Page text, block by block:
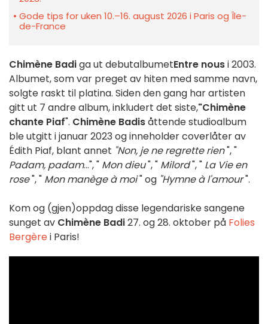
Gode tips for uken 10.–16. august 2026 i Paris og Île-
de-France
Chimène Badiga ut debutalbumetEntre nousi 2003.
Albumet, som var preget av hiten med samme navn,
solgte raskt til platina. Siden den gang har artisten
gitt ut 7 andre album, inkludert det siste,"Chimène
chante Piaf". Chimène Badisåttende studioalbum
ble utgitt i januar 2023 og inneholder coverlåter av
Édith Piaf, blant annet "Non, je ne regrette rien", "
Padam, padam...", " Mon dieu", " Milord", " La Vie en
rose", " Mon manège à moi" og "Hymne à l'amour".
Kom og (gjen)oppdag disse legendariske sangene
sunget av Chimène Badi27. og 28. oktober på Folies
Bergèrei Paris!